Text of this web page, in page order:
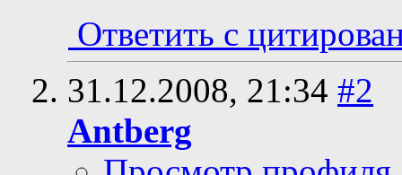
Ответить с
31.12.2008, 21:34 #2
Antberg